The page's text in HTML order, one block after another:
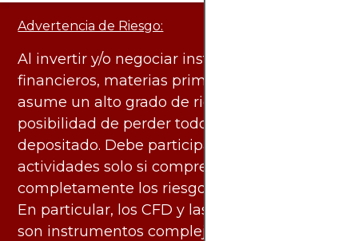
Advertencia de Riesgo:
Al invertir y/o negociar instrumentos
financieros, materias primas y otros activos,
asume un alto grado de riesgo. Existe la
posibilidad de perder todo el capital
depositado. Debe participar en estas
actividades solo si comprende
completamente los riesgos asociados.
En particular, los CFD y las criptomonedas
son instrumentos complejos y conllevan un